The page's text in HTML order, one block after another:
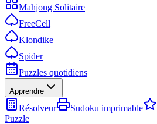
Mahjong Solitaire
FreeCell
Klondike
Spider
Puzzles quotidiens
Apprendre
Résolveur Sudoku imprimable
Puzzle